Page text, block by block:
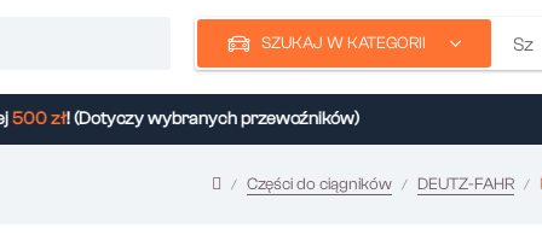
SZUKAJ W KATEGORII
zł! (Dotyczy wybranych przewoźników)
Części do ciągników DEUTZ-FAHR